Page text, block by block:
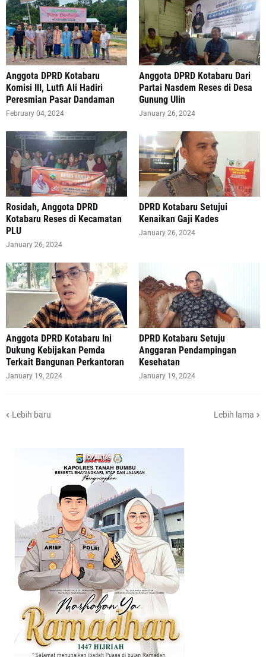
Anggota DPRD Kotabaru
Komisi III, Lutfi Ali Hadiri
Peresmian Pasar Dandaman
February 04, 2024
Anggota DPRD Kotabaru Dari
Partai Nasdem Reses di Desa
Gunung Ulin
January 26, 2024
Rosidah, Anggota DPRD
Kotabaru Reses di Kecamatan
PLU
January 26, 2024
DPRD Kotabaru Setujui
Kenaikan Gaji Kades
January 26, 2024
Anggota DPRD Kotabaru Ini
Dukung Kebijakan Pemda
Terkait Bangunan Perkantoran
January 19, 2024
DPRD Kotabaru Setuju
Anggaran Pendampingan
Kesehatan
January 19, 2024
Lebih baru Lebih lama